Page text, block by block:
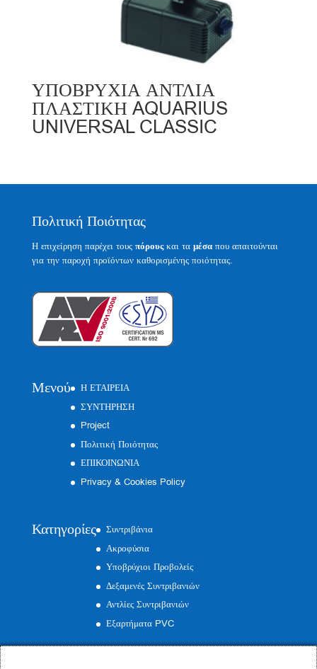
ΥΠΟΒΡΥΧΙΑ ΑΝΤΛΙΑ
ΠΛΑΣΤΙΚΗ AQUARIUS
UNIVERSAL CLASSIC
Πολιτική Ποιότητας
Η επιχείρηση παρέχει τους πόρουςκαι τα μέσαπου απαιτούνται
για την παροχή προϊόντων καθορισμένης ποιότητας.
Μενού
Η ΕΤΑΙΡΕΙΑ
ΣΥΝΤΗΡΗΣΗ
Project
Πολιτική Ποιότητας
ΕΠΙΚΟΙΝΩΝΙΑ
Privacy & Cookies Policy
Κατηγορίες
Συντριβάνια
Ακροφύσια
Υποβρύχιοι Προβολείς
Δεξαμενές Συντριβανιών
Αντλίες Συντριβανιών
Εξαρτήματα PVC